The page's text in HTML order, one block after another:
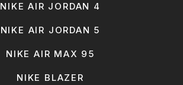
NIKE AIR JORDAN 4
NIKE AIR JORDAN 5
NIKE AIR MAX 95
NIKE BLAZER